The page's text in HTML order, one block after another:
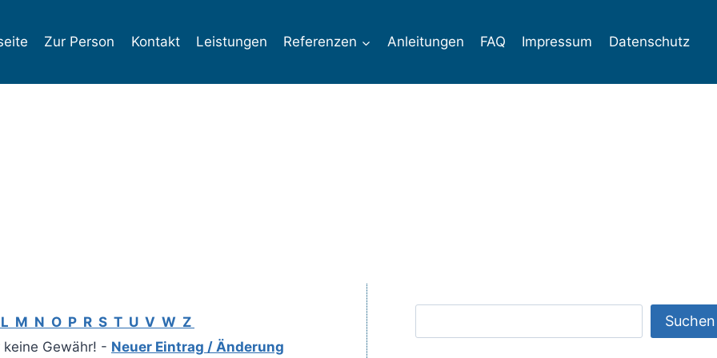
Zur Person Kontakt Leistungen Referenzen Anleitungen FAQ Impressum Datenschutz
L M N O P R S T U V W Z
Gewähr! - Neuer Eintrag / Änderung
Suchen